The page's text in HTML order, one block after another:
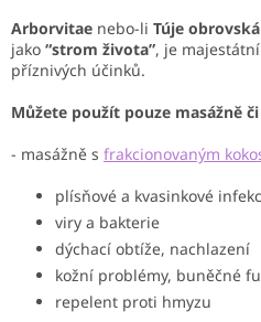
Arborvitae nebo-li Túje obrovská
jako “strom života”, je
příznivých účinků.
Můžete použít pouze masážně
- masážně s frakcionovaným
plísňové a kvasinkové
viry a bakterie
dýchací obtíže, nachlazení
kožní problémy, buněčné
repelent proti hmyzu